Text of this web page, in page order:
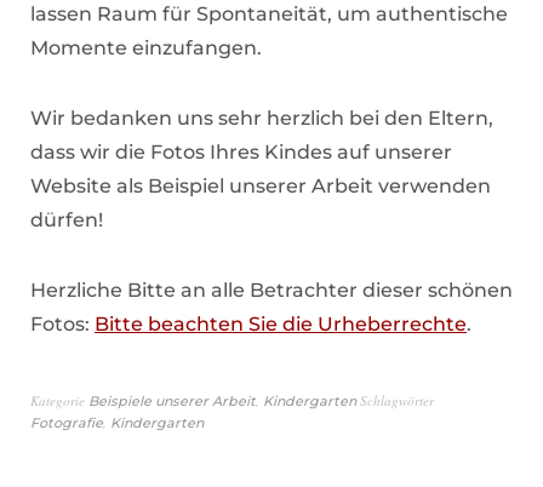
lassen Raum für Spontaneität, um authentische
Momente einzufangen.
Wir bedanken uns sehr herzlich bei den Eltern,
dass wir die Fotos Ihres Kindes auf unserer
Website als Beispiel unserer Arbeit verwenden
dürfen!
Herzliche Bitte an alle Betrachter dieser schönen
Fotos: Bitte beachten Sie die Urheberrechte.
Kategorie Beispiele unserer Arbeit Kindergarten Schlagwörter
Fotografie Kindergarten